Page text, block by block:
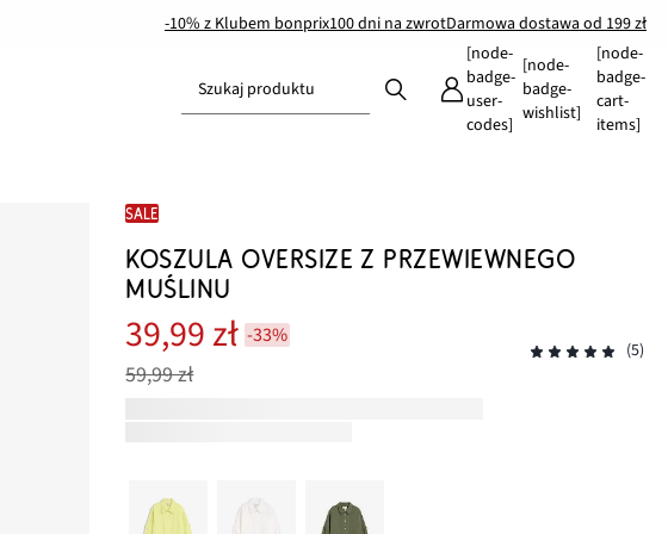
-10% z Klubem bonprix100 dni na zwrotDarmowa dostawa od 199 zł
Szukaj produktu
[node-
badge-
user-
codes]
[node-
badge-
wishlist]
[node-
badge-
cart-
items]
SALE
KOSZULA OVERSIZE Z PRZEWIEWNEGO
MUŚLINU
39,99 zł -33%
59,99 zł
(5)